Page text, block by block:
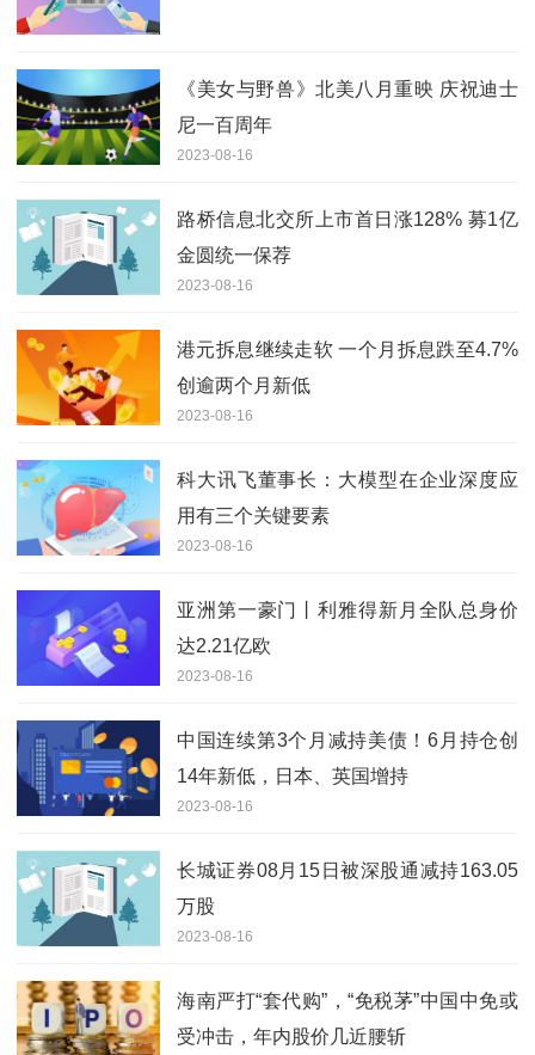
《美女与野兽》北美八月重映 庆祝迪士
尼一百周年
2023-08-16
路桥信息北交所上市首日涨128% 募1亿
金圆统一保荐
2023-08-16
港元拆息继续走软 一个月拆息跌至4.7%
创逾两个月新低
2023-08-16
科大讯飞董事长：大模型在企业深度应
用有三个关键要素
2023-08-16
亚洲第一豪门丨利雅得新月全队总身价
达2.21亿欧
2023-08-16
中国连续第3个月减持美债！6月持仓创
14年新低，日本、英国增持
2023-08-16
长城证券08月15日被深股通减持163.05
万股
2023-08-16
海南严打“套代购”，“免税茅”中国中免或
受冲击，年内股价几近腰斩